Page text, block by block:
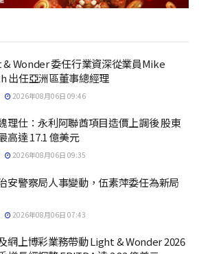
& Wonder 委任行業資深從業員Mike
出任亞洲區董事總經理
2026年08月06日 09:46
理仕：永利阿聯酋項目造價上調後 股東
高達 17.1 億美元
2026年08月06日 09:35
安警察局人事變動，伍素萍委任為新局
2026年08月06日 07:43
網上博彩業務帶動 Light & Wonder 2026